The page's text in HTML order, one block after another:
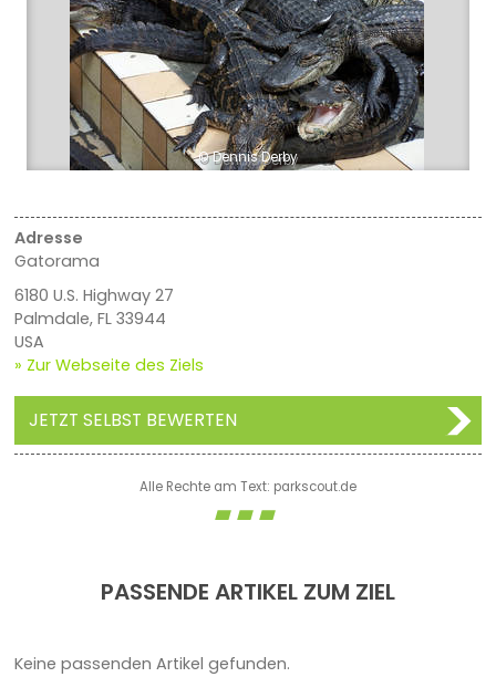
© Dennis Derby
Adresse
Gatorama
6180 U.S. Highway 27
Palmdale, FL 33944
USA
» Zur Webseite des Ziels
JETZT SELBST BEWERTEN
Alle Rechte am Text: parkscout.de
PASSENDE ARTIKEL ZUM ZIEL
Keine passenden Artikel gefunden.